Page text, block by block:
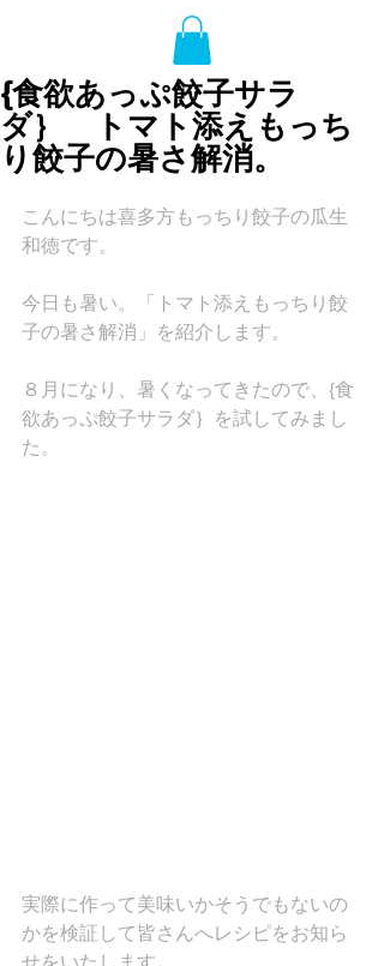
{食欲あっぷ餃子サラ
ダ｝ トマト添えもっち
り餃子の暑さ解消。
こんにちは喜多方もっちり餃子の瓜生
和徳です。
今日も暑い。「トマト添えもっちり餃
子の暑さ解消」を紹介します。
８月になり、暑くなってきたので、{食
欲あっぷ餃子サラダ｝を試してみまし
た。
実際に作って美味いかそうでもないの
かを検証して皆さんへレシピをお知ら
せをいたします。